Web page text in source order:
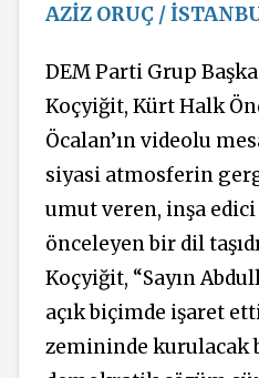
AZİZ ORUÇ /
DEM Parti Grup
Koçyiğit, Kürt Halk
Öcalan’ın videolu
siyasi atmosferin
umut veren, inşa
önceleyen bir dil
Koçyiğit, “Sayın
açık biçimde işaret
zemininde kurulacak